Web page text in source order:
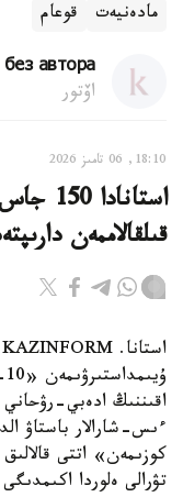
مادەنيەت قوعام
без автора
اۆتور
18:10, 06 تامىز 2026
قىلقالاممەن
اقىننىڭ ادەبي-رۋحاني
ءىس-شارالار باستاۋ
كوزىمەن» اتتى
تۋرالى ەلوردا